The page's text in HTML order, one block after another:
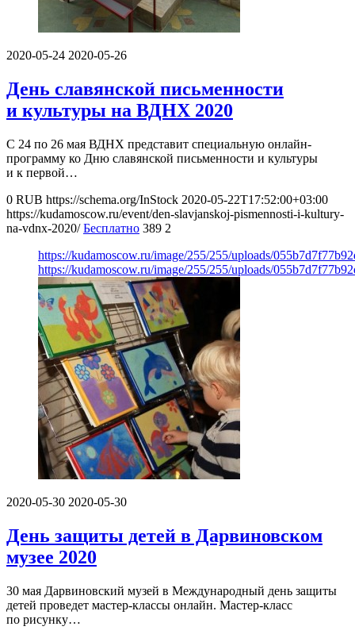
2020-05-24 2020-05-26
День славянской письменности
и культуры на ВДНХ 2020
С 24 по 26 мая ВДНХ представит специальную онлайн-
программу ко Дню славянской письменности и культуры
и к первой…
0 RUB https://schema.org/InStock 2020-05-22T17:52:00+03:00
https://kudamoscow.ru/event/den-slavjanskoj-pismennosti-i-kultury-
na-vdnx-2020/ Бесплатно 389 2
https://kudamoscow.ru/image/255/255/uploads/
https://kudamoscow.ru/image/255/255/uploads/
2020-05-30 2020-05-30
День защиты детей в Дарвиновском
музее 2020
30 мая Дарвиновский музей в Международный день защиты
детей проведет мастер-классы онлайн. Мастер-класс
по рисунку…